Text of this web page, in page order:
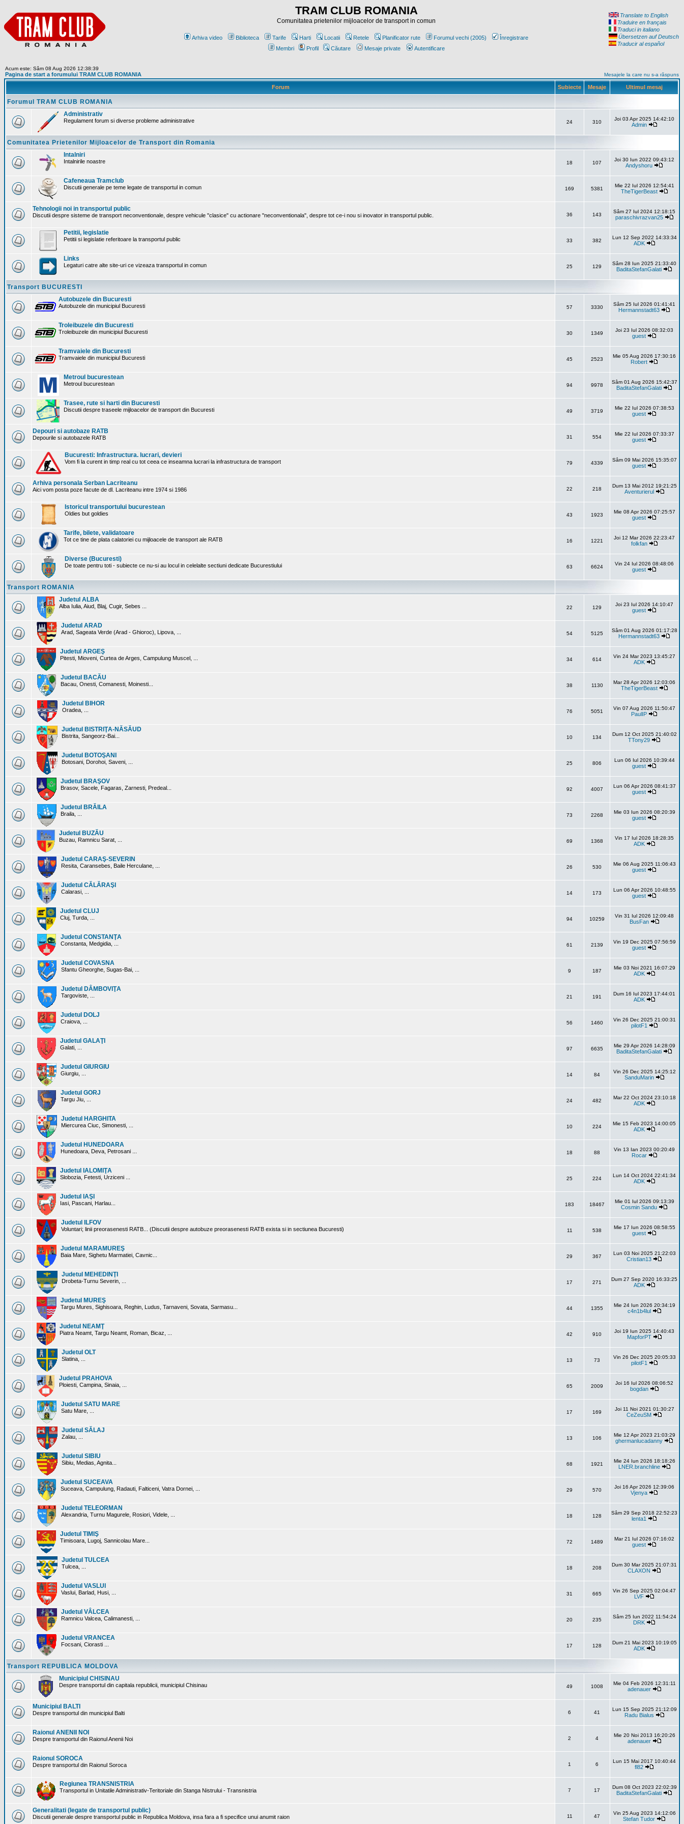
TRAM CLUB ROMANIA
Comunitatea prietenilor mijloacelor de transport in comun
Arhiva video Biblioteca Tarife Harti Locatii Retele Planificator rute Forumul vechi (2005)
Înregistrare
Membri
Profil Căutare Mesaje private Autentificare
Translate to English
Traduire en français
Traduci in italiano
Übersetzen auf Deutsch
Traducir al español
Acum este: Sâm 08 Aug 2026 12:38:39
Pagina de start a forumului TRAM CLUB ROMANIA Mesajele la care nu s-a răspuns
Forum Subiecte Mesaje Ultimul mesaj
Forumul TRAM CLUB ROMANIA
Administrativ
Regulament forum si diverse probleme administrative 24 310
Joi 03 Apr 2025 14:42:10
Admin
Comunitatea Prietenilor Mijloacelor de Transport din Romania
Intalniri
Intalnirile noastre 18 107
Joi 30 Iun 2022 09:43:12
Andyshoru
Cafeneaua Tramclub
Discutii generale pe teme legate de transportul in comun 169 5381
Mie 22 Iul 2026 12:54:41
TheTigerBeast
Tehnologii noi in transportul public
Discutii despre sisteme de transport neconventionale, despre vehicule "clasice" cu actionare "neconventionala", despre tot ce-i nou si inovator in transportul public. 36 143
Sâm 27 Iul 2024 12:18:15
paraschivrazvan25
Petitii, legislatie
Petitii si legislatie referitoare la transportul public 33 382
Lun 12 Sep 2022 14:33:34
ADK
Links
Legaturi catre alte site-uri ce vizeaza transportul in comun 25 129
Sâm 28 Iun 2025 21:33:40
BaditaStefanGalati
Transport BUCURESTI
Autobuzele din Bucuresti
Autobuzele din municipiul Bucuresti 57 3330
Sâm 25 Iul 2026 01:41:41
Hermannstadt63
Troleibuzele din Bucuresti
Troleibuzele din municipiul Bucuresti 30 1349
Joi 23 Iul 2026 08:32:03
guest
Tramvaiele din Bucuresti
Tramvaiele din municipiul Bucuresti 45 2523
Mie 05 Aug 2026 17:30:16
Robert
Metroul bucurestean
Metroul bucurestean 94 9978
Sâm 01 Aug 2026 15:42:37
BaditaStefanGalati
Trasee, rute si harti din Bucuresti
Discutii despre traseele mijloacelor de transport din Bucuresti 49 3719
Mie 22 Iul 2026 07:38:53
guest
Depouri si autobaze RATB
Depourile si autobazele RATB 31 554
Mie 22 Iul 2026 07:33:37
guest
Bucuresti: Infrastructura. lucrari, devieri
Vom fi la curent in timp real cu tot ceea ce inseamna lucrari la infrastructura de transport 79 4339
Sâm 09 Mai 2026 15:35:07
guest
Arhiva personala Serban Lacriteanu
Aici vom posta poze facute de dl. Lacriteanu intre 1974 si 1986 22 218
Dum 13 Mai 2012 19:21:25
Aventurierul
Istoricul transportului bucurestean
Oldies but goldies 43 1923
Mie 08 Apr 2026 07:25:57
guest
Tarife, bilete, validatoare
Tot ce tine de plata calatoriei cu mijloacele de transport ale RATB 16 1221
Joi 12 Mar 2026 22:23:47
folkfan
Diverse (Bucuresti)
De toate pentru toti - subiecte ce nu-si au locul in celelalte sectiuni dedicate Bucurestiului 63 6624
Vin 24 Iul 2026 08:48:06
guest
Transport ROMANIA
Judetul ALBA
Alba Iulia, Aiud, Blaj, Cugir, Sebes ... 22 129
Joi 23 Iul 2026 14:10:47
guest
Judetul ARAD
Arad, Sageata Verde (Arad - Ghioroc), Lipova, ... 54 5125
Sâm 01 Aug 2026 01:17:28
Hermannstadt63
Judetul ARGEŞ
Pitesti, Mioveni, Curtea de Arges, Campulung Muscel, ... 34 614
Vin 24 Mar 2023 13:45:27
ADK
Judetul BACĂU
Bacau, Onesti, Comanesti, Moinesti... 38 1130
Mar 28 Apr 2026 12:03:06
TheTigerBeast
Judetul BIHOR
Oradea, ... 76 5051
Vin 07 Aug 2026 11:50:47
PaulIP
Judetul BISTRIŢA-NĂSĂUD
Bistrita, Sangeorz-Bai... 10 134
Dum 12 Oct 2025 21:40:02
TTony29
Judetul BOTOŞANI
Botosani, Dorohoi, Saveni, ... 25 806
Lun 06 Iul 2026 10:39:44
guest
Judetul BRAŞOV
Brasov, Sacele, Fagaras, Zarnesti, Predeal... 92 4007
Lun 06 Apr 2026 08:41:37
guest
Judetul BRĂILA
Braila, ... 73 2268
Mie 03 Iun 2026 08:20:39
guest
Judetul BUZĂU
Buzau, Ramnicu Sarat, ... 69 1368
Vin 17 Iul 2026 18:28:35
ADK
Judetul CARAŞ-SEVERIN
Resita, Caransebes, Baile Herculane, ... 26 530
Mie 06 Aug 2025 11:06:43
guest
Judetul CĂLĂRAŞI
Calarasi, ... 14 173
Lun 06 Apr 2026 10:48:55
guest
Judetul CLUJ
Cluj, Turda, ... 94 10259
Vin 31 Iul 2026 12:09:48
BusFan
Judetul CONSTANŢA
Constanta, Medgidia, ... 61 2139
Vin 19 Dec 2025 07:56:59
guest
Judetul COVASNA
Sfantu Gheorghe, Sugas-Bai, ... 9 187
Mie 03 Noi 2021 16:07:29
ADK
Judetul DÂMBOVIŢA
Targoviste, ... 21 191
Dum 16 Iul 2023 17:44:01
ADK
Judetul DOLJ
Craiova, ... 56 1460
Vin 26 Dec 2025 21:00:31
pilotF1
Judetul GALAŢI
Galati, ... 97 6635
Mie 29 Apr 2026 14:28:09
BaditaStefanGalati
Judetul GIURGIU
Giurgiu, ... 14 84
Vin 26 Dec 2025 14:25:12
SanduMarin
Judetul GORJ
Targu Jiu, ... 24 482
Mar 22 Oct 2024 23:10:18
ADK
Judetul HARGHITA
Miercurea Ciuc, Simonesti, ... 10 224
Mie 15 Feb 2023 14:00:05
ADK
Judetul HUNEDOARA
Hunedoara, Deva, Petrosani ... 18 88
Vin 13 Ian 2023 00:20:49
Rocar
Judetul IALOMIŢA
Slobozia, Fetesti, Urziceni ... 25 224
Lun 14 Oct 2024 22:41:34
ADK
Judetul IAŞI
Iasi, Pascani, Harlau... 183 18467
Mie 01 Iul 2026 09:13:39
Cosmin Sandu
Judetul ILFOV
Voluntari; linii preorasenesti RATB... (Discutii despre autobuze preorasenesti RATB exista si in sectiunea Bucuresti) 11 538
Mie 17 Iun 2026 08:58:55
guest
Judetul MARAMUREŞ
Baia Mare, Sighetu Marmatiei, Cavnic... 29 367
Lun 03 Noi 2025 21:22:03
Cristian13
Judetul MEHEDINŢI
Drobeta-Turnu Severin, ... 17 271
Dum 27 Sep 2020 16:33:25
ADK
Judetul MUREŞ
Targu Mures, Sighisoara, Reghin, Ludus, Tarnaveni, Sovata, Sarmasu... 44 1355
Mie 24 Iun 2026 20:34:19
c4n1b4lul
Judetul NEAMŢ
Piatra Neamt, Targu Neamt, Roman, Bicaz, ... 42 910
Joi 19 Iun 2025 14:40:43
MapforPT
Judetul OLT
Slatina, ... 13 73
Vin 26 Dec 2025 20:05:33
pilotF1
Judetul PRAHOVA
Ploiesti, Campina, Sinaia, ... 65 2009
Joi 16 Iul 2026 08:06:52
bogdan
Judetul SATU MARE
Satu Mare, ... 17 169
Joi 11 Noi 2021 01:30:27
CeZeuSM
Judetul SĂLAJ
Zalau, ... 13 106
Mie 12 Apr 2023 21:03:29
ghermanlucadanny
Judetul SIBIU
Sibiu, Medias, Agnita... 68 1921
Mie 24 Iun 2026 18:18:26
LNER.branchline
Judetul SUCEAVA
Suceava, Campulung, Radauti, Falticeni, Vatra Dornei, ... 29 570
Joi 16 Apr 2026 12:39:06
Vjenya
Judetul TELEORMAN
Alexandria, Turnu Magurele, Rosiori, Videle, ... 18 128
Sâm 29 Sep 2018 22:52:23
lenta1
Judetul TIMIŞ
Timisoara, Lugoj, Sannicolau Mare... 72 1489
Mar 21 Iul 2026 07:16:02
guest
Judetul TULCEA
Tulcea, ... 18 208
Dum 30 Mar 2025 21:07:31
CLAXON
Judetul VASLUI
Vaslui, Barlad, Husi, ... 31 665
Vin 26 Sep 2025 02:04:47
LVF
Judetul VÂLCEA
Ramnicu Valcea, Calimanesti, ... 20 235
Sâm 25 Iun 2022 11:54:24
DRK
Judetul VRANCEA
Focsani, Ciorasti ... 17 128
Dum 21 Mai 2023 10:19:05
ADK
Transport REPUBLICA MOLDOVA
Municipiul CHISINAU
Despre transportul din capitala republicii, municipiul Chisinau 49 1008
Mie 04 Feb 2026 12:31:11
adenauer
Municipiul BALTI
Despre transportul din municipiul Balti 6 41
Lun 15 Sep 2025 21:12:09
Radu Bialus
Raionul ANENII NOI
Despre transportul din Raionul Anenii Noi 2 4
Mie 20 Noi 2013 16:20:26
adenauer
Raionul SOROCA
Despre transportul din Raionul Soroca 1 6
Lun 15 Mai 2017 10:40:44
fl82
Regiunea TRANSNISTRIA
Transportul in Unitatile Administrativ-Teritoriale din Stanga Nistrului - Transnistria 7 17
Dum 08 Oct 2023 22:02:39
BaditaStefanGalati
Generalitati (legate de transportul public)
Discutii generale despre transportul public in Republica Moldova, insa fara a fi specifice unui anumit raion 11 47
Vin 25 Aug 2023 14:12:06
Stefan Tudor